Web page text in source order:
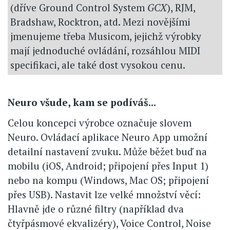
(dříve Ground Control System GCX), RJM,
Bradshaw, Rocktron, atd. Mezi novějšími
jmenujeme třeba Musicom, jejichž výrobky
mají jednoduché ovládání, rozsáhlou MIDI
specifikaci, ale také dost vysokou cenu.
Neuro všude, kam se podíváš...
Celou koncepci výrobce označuje slovem
Neuro. Ovládací aplikace Neuro App umožní
detailní nastavení zvuku. Může běžet buď na
mobilu (iOS, Android; připojení přes Input 1)
nebo na kompu (Windows, Mac OS; připojení
přes USB). Nastavit lze velké množství věcí:
Hlavně jde o různé filtry (například dva
čtyřpásmové ekvalizéry), Voice Control, Noise